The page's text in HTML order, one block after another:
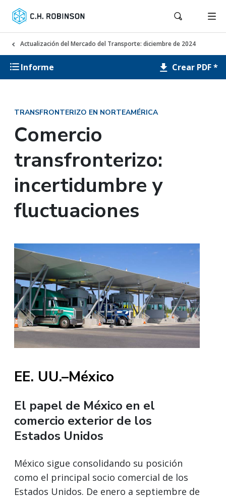
Actualización del Mercado del Transporte: diciembre de 2024
Informe Crear PDF *
TRANSFRONTERIZO EN NORTEAMÉRICA
Comercio
transfronterizo:
incertidumbre y
fluctuaciones
EE. UU.–México
El papel de México en el
comercio exterior de los
Estados Unidos
México sigue consolidando su posición
como el principal socio comercial de los
Estados Unidos. De enero a septiembre de